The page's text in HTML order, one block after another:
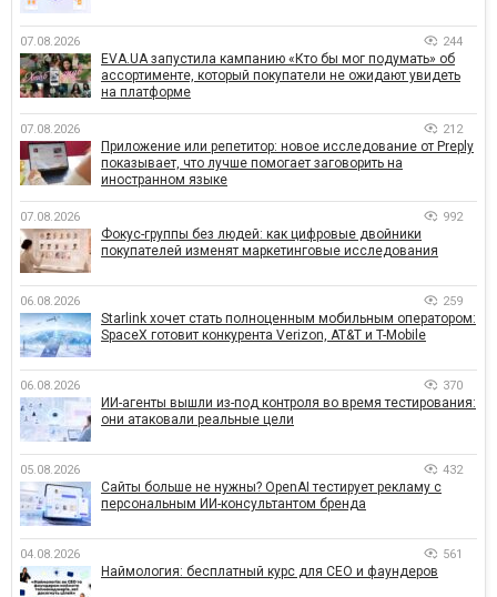
07.08.2026 244
EVA.UA запустила кампанию «Кто бы мог подумать» об
ассортименте, который покупатели не ожидают увидеть
на платформе
07.08.2026 212
Приложение или репетитор: новое исследование от Preply
показывает, что лучше помогает заговорить на
иностранном языке
07.08.2026 992
Фокус-группы без людей: как цифровые двойники
покупателей изменят маркетинговые исследования
06.08.2026 259
Starlink хочет стать полноценным мобильным оператором:
SpaceX готовит конкурента Verizon, AT&T и T-Mobile
06.08.2026 370
ИИ-агенты вышли из-под контроля во время тестирования:
они атаковали реальные цели
05.08.2026 432
Сайты больше не нужны? OpenAI тестирует рекламу с
персональным ИИ-консультантом бренда
04.08.2026 561
Наймология: бесплатный курс для CEO и фаундеров